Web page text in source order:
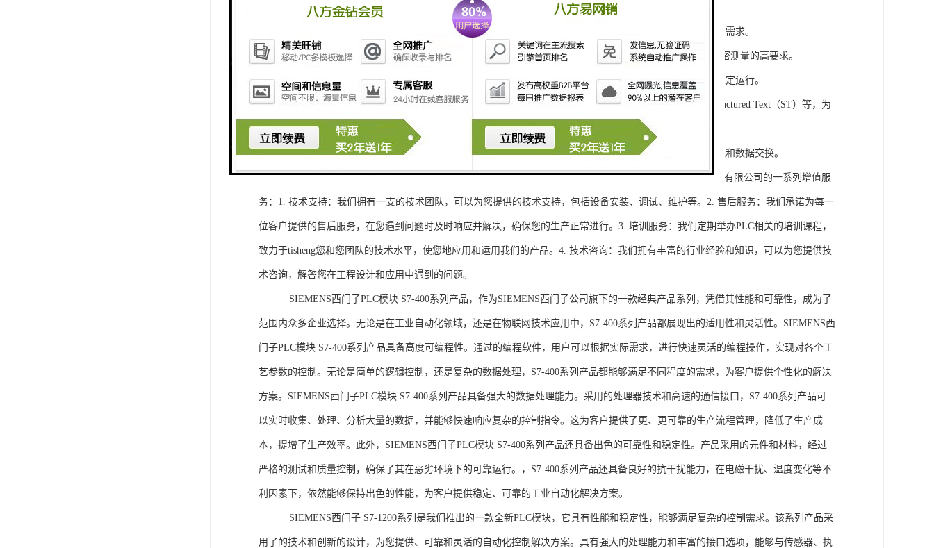
系列中的重要组成部分，S7-300系列产品具有以下突出特点：
1. 灵活性和可扩展性：S7-300系列产品设计特，可根据客户需求灵活配置输入输出模块，满足不同规模工程的需求。
2. 高速、高精度的模拟量输入输出：S7-300系列产品支持多达8个模拟量输入输出通道，可满足对于控制和精密测量的高要求。
3. 高可靠性和稳定性：S7-300系列产品采用的硬件和软件技术，具有高度可靠性和稳定性，保证系统的长期稳定运行。
4. 灵活可编程：S7-300系列产品采用TIA Portal开发环境，支持多种编程语言，如Ladder Diagram（LD）、Structured Text（ST）等，为
工程师提供了更多编程选择。
5. 可靠的通讯接口：S7-300系列产品配备丰富的通讯接口，可与其他工控设备无缝集成，实现设备之间的通讯和数据交换。
购买SIEMENS西门子PLC模块S7-300系列产品，不仅获得了可靠的工控设备，还将获得浔之漫智控技术(上海)有限公司的一系列增值服
务：1. 技术支持：我们拥有一支的技术团队，可以为您提供的技术支持，包括设备安装、调试、维护等。2. 售后服务：我们承诺为每一
位客户提供的售后服务，在您遇到问题时及时响应并解决，确保您的生产正常进行。3. 培训服务：我们定期举办PLC相关的培训课程，
致力于tisheng您和您团队的技术水平，使您地应用和运用我们的产品。4. 技术咨询：我们拥有丰富的行业经验和知识，可以为您提供技
术咨询，解答您在工程设计和应用中遇到的问题。
SIEMENS西门子PLC模块 S7-400系列产品，作为SIEMENS西门子公司旗下的一款经典产品系列，凭借其性能和可靠性，成为了
范围内众多企业选择。无论是在工业自动化领域，还是在物联网技术应用中，S7-400系列产品都展现出的适用性和灵活性。SIEMENS西
门子PLC模块 S7-400系列产品具备高度可编程性。通过的编程软件，用户可以根据实际需求，进行快速灵活的编程操作，实现对各个工
艺参数的控制。无论是简单的逻辑控制，还是复杂的数据处理，S7-400系列产品都能够满足不同程度的需求，为客户提供个性化的解决
方案。SIEMENS西门子PLC模块 S7-400系列产品具备强大的数据处理能力。采用的处理器技术和高速的通信接口，S7-400系列产品可
以实时收集、处理、分析大量的数据，并能够快速响应复杂的控制指令。这为客户提供了更、更可靠的生产流程管理，降低了生产成
本，提增了生产效率。此外，SIEMENS西门子PLC模块 S7-400系列产品还具备出色的可靠性和稳定性。产品采用的元件和材料，经过
严格的测试和质量控制，确保了其在恶劣环境下的可靠运行。，S7-400系列产品还具备良好的抗干扰能力，在电磁干扰、温度变化等不
利因素下，依然能够保持出色的性能，为客户提供稳定、可靠的工业自动化解决方案。
SIEMENS西门子 S7-1200系列是我们推出的一款全新PLC模块，它具有性能和稳定性，能够满足复杂的控制需求。该系列产品采
用了的技术和创新的设计，为您提供、可靠和灵活的自动化控制解决方案。具有强大的处理能力和丰富的接口选项，能够与传感器、执